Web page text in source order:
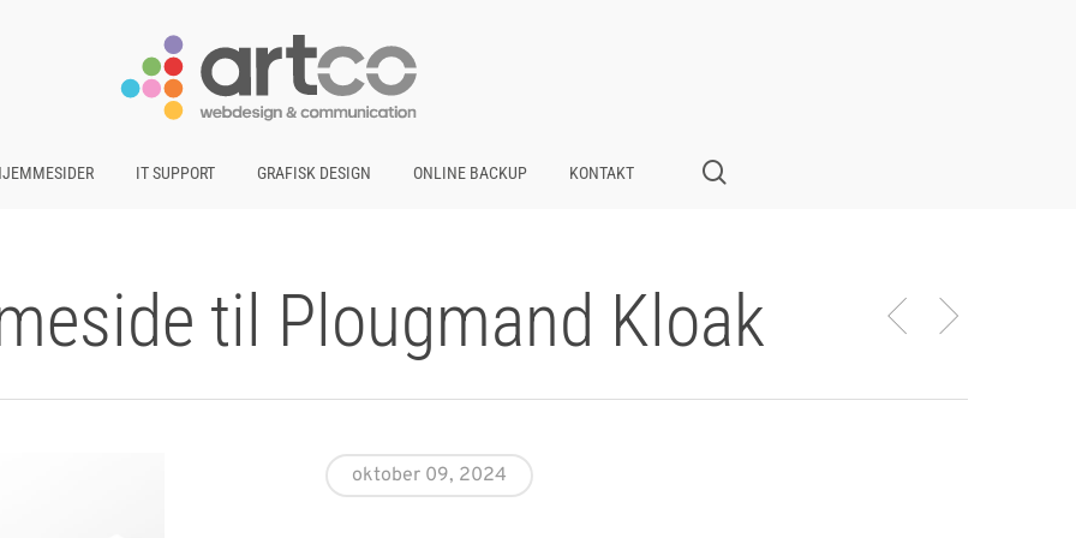
IT SUPPORT GRAFISK DESIGN ONLINE BACKUP KONTAKT
til Plougmand Kloak
oktober 09, 2024